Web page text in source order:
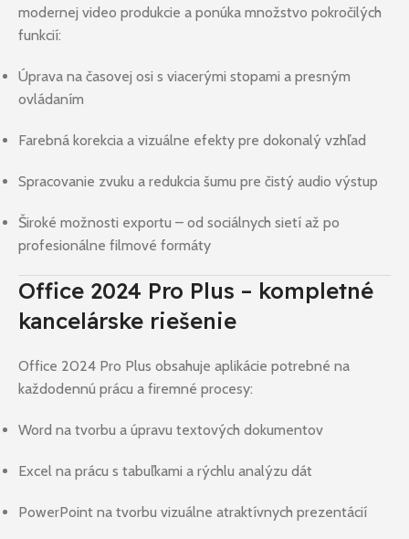
modernej video produkcie a ponúka množstvo pokročilých
funkcií:
Úprava na časovej osi s viacerými stopami a presným
ovládaním
Farebná korekcia a vizuálne efekty pre dokonalý vzhľad
Spracovanie zvuku a redukcia šumu pre čistý audio výstup
Široké možnosti exportu – od sociálnych sietí až po
profesionálne filmové formáty
Office 2024 Pro Plus – kompletné
kancelárske riešenie
Office 2024 Pro Plus obsahuje aplikácie potrebné na
každodennú prácu a firemné procesy:
Word na tvorbu a úpravu textových dokumentov
Excel na prácu s tabuľkami a rýchlu analýzu dát
PowerPoint na tvorbu vizuálne atraktívnych prezentácií